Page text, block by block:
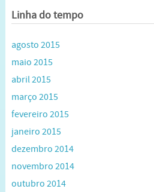
Linha do tempo
agosto 2015
maio 2015
abril 2015
março 2015
fevereiro 2015
janeiro 2015
dezembro 2014
novembro 2014
outubro 2014